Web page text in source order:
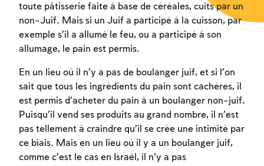
toute pâtisserie faite à base de céréales, cuits par un
non-Juif. Mais si un Juif a participé à la cuisson, par
exemple s’il a allumé le feu, ou a participé à son
allumage, le pain est permis.
En un lieu où il n’y a pas de boulanger juif, et si l’on
sait que tous les ingrédients du pain sont cachères, il
est permis d’acheter du pain à un boulanger non-juif.
Puisqu’il vend ses produits au grand nombre, il n’est
pas tellement à craindre qu’il se crée une intimité par
ce biais. Mais en un lieu où il y a un boulanger juif,
comme c’est le cas en Israël, il n’y a pas